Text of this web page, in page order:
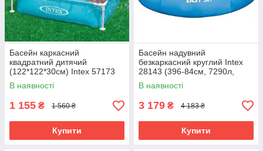
Басейн каркасний
квадратний дитячий
(122*122*30см) Intex 57173
Блакитний
В наявності
1 155 ₴ 1 560 ₴
Купити
Басейн надувний
безкаркасний круглий Intex
28143 (396-84см, 7290л,
ремкомплект) Синій
В наявності
3 179 ₴ 4 183 ₴
Купити